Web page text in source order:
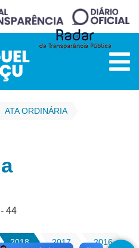
ATA ORDINÁRIA
44
2018 2017 2016